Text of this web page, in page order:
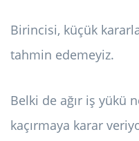
Birincisi, küçük
tahmin edemeyiz.
Belki de ağır iş yükü
kaçırmaya karar